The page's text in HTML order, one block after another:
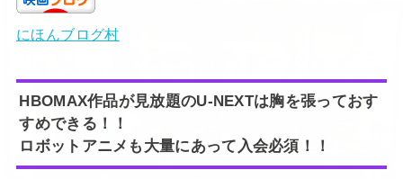
にほんブログ村
HBOMAX作品が見放題のU-NEXTは胸を張っておす
すめできる！！
ロボットアニメも大量にあって入会必須！！